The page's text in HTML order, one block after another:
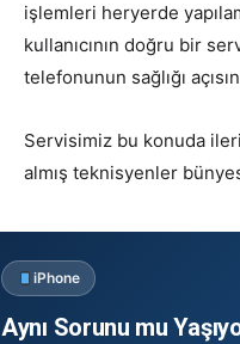
işlemleri heryerde
kullanıcının doğru bir
telefonunun sağlığı
Servisimiz bu konuda
almış teknisyenler
iPhone
Aynı Sorunu mu